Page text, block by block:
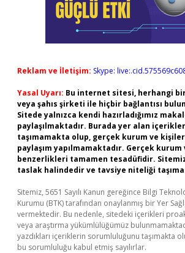
Reklam ve İletişim: Skype:
Yasal Uyarı: Bu internet sitesi, herhangi
veya şahıs şirketi ile hiçbir bağlantısı
Sitede yalnızca kendi hazırladığımız
paylaşılmaktadır. Burada yer alan
taşımamakta olup, gerçek kurum ve
paylaşım yapılmamaktadır. Gerçek
benzerlikleri tamamen tesadüfidir.
taslak halindedir ve tavsiye niteliği
Sitemiz, 5651 Sayılı Kanun gereğince Bilgi
Kurumu (BTK) tarafından onaylanmış bir Yer
vermektedir. Bu nedenle, sitedeki içerikleri
veya araştırma yükümlülüğümüz
yazdıkları içeriklerin sorumluluğunu taşımakta
bu sorumluluğu kabul etmiş sayılırlar.